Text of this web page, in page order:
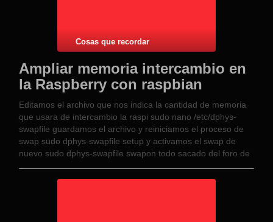
Cosas que recordar
Ampliar memoria intercambio en
la Raspberry con raspbian
Editamos el archivo que nos indica la cantidad de memoria
que usara de intercambio la raspi sudo nano /etc/dphys-
swapfile guardamos el archivo y reiniciamos el proceso de
swap sudo dphys-swapfile setup y activamos el swap de
nuevo sudo dphys-swapfile swapon todo sacado del foro de